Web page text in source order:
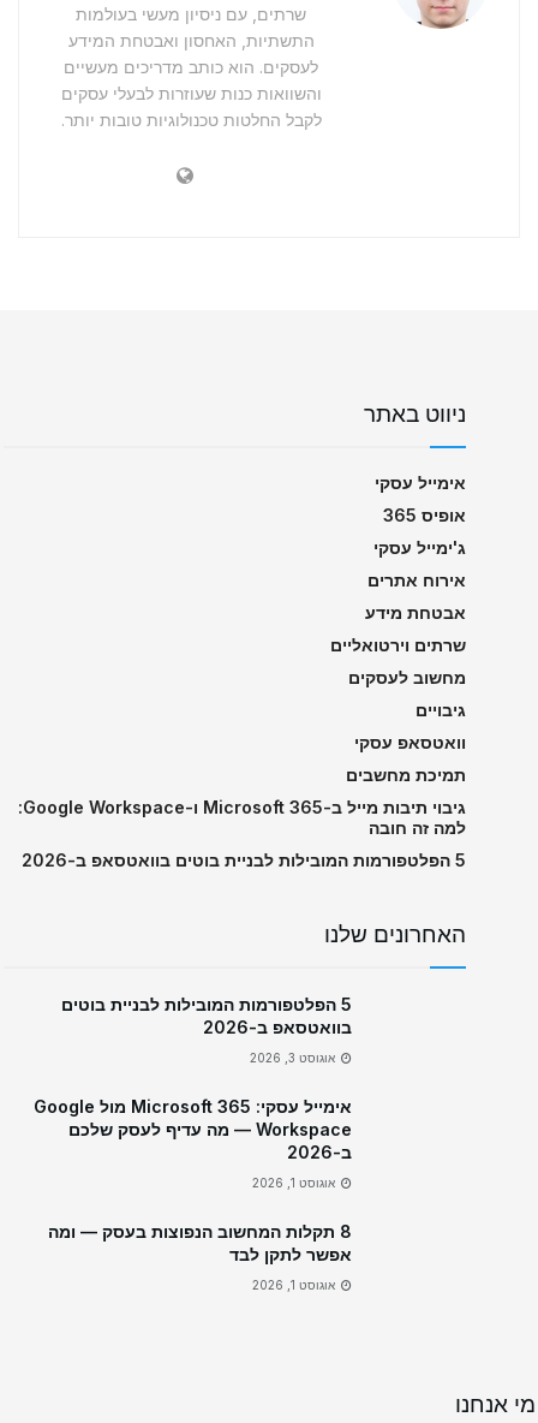
שרתים, עם ניסיון מעשי בעולמות
התשתיות, האחסון ואבטחת המידע
לעסקים. הוא כותב מדריכים מעשיים
והשוואות כנות שעוזרות לבעלי עסקים
לקבל החלטות טכנולוגיות טובות יותר.
ניווט באתר
אימייל עסקי
אופיס 365
ג'ימייל עסקי
אירוח אתרים
אבטחת מידע
שרתים וירטואליים
מחשוב לעסקים
גיבויים
וואטסאפ עסקי
תמיכת מחשבים
גיבוי תיבות מייל ב-Microsoft 365 ו-Google Workspace:
למה זה חובה
5 הפלטפורמות המובילות לבניית בוטים בוואטסאפ ב-2026
האחרונים שלנו
5 הפלטפורמות המובילות לבניית בוטים
בוואטסאפ ב-2026
אוגוסט 3, 2026
אימייל עסקי: Microsoft 365 מול Google
Workspace — מה עדיף לעסק שלכם
ב-2026
אוגוסט 1, 2026
8 תקלות המחשוב הנפוצות בעסק — ומה
אפשר לתקן לבד
אוגוסט 1, 2026
מי אנחנו